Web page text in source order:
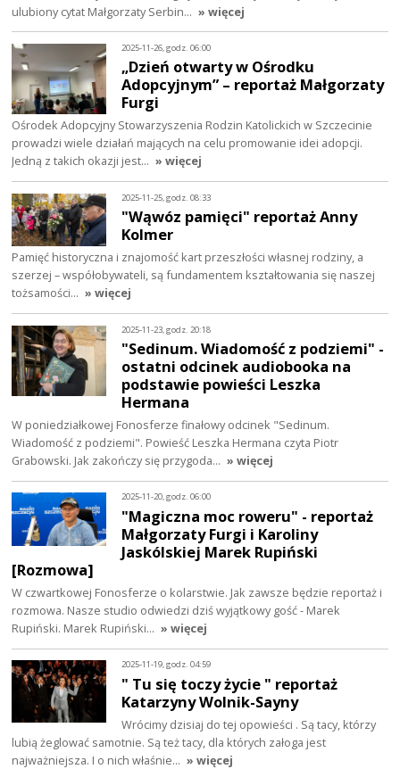
ulubiony cytat Małgorzaty Serbin… » więcej
2025-11-26, godz. 06:00
„Dzień otwarty w Ośrodku
Adopcyjnym” – reportaż Małgorzaty
Furgi
Ośrodek Adopcyjny Stowarzyszenia Rodzin Katolickich w Szczecinie
prowadzi wiele działań mających na celu promowanie idei adopcji.
Jedną z takich okazji jest… » więcej
2025-11-25, godz. 08:33
"Wąwóz pamięci" reportaż Anny
Kolmer
Pamięć historyczna i znajomość kart przeszłości własnej rodziny, a
szerzej – współobywateli, są fundamentem kształtowania się naszej
tożsamości… » więcej
2025-11-23, godz. 20:18
"Sedinum. Wiadomość z podziemi" -
ostatni odcinek audiobooka na
podstawie powieści Leszka
Hermana
W poniedziałkowej Fonosferze finałowy odcinek "Sedinum.
Wiadomość z podziemi". Powieść Leszka Hermana czyta Piotr
Grabowski. Jak zakończy się przygoda… » więcej
2025-11-20, godz. 06:00
"Magiczna moc roweru" - reportaż
Małgorzaty Furgi i Karoliny
Jaskólskiej Marek Rupiński
[Rozmowa]
W czwartkowej Fonosferze o kolarstwie. Jak zawsze będzie reportaż i
rozmowa. Nasze studio odwiedzi dziś wyjątkowy gość - Marek
Rupiński. Marek Rupiński… » więcej
2025-11-19, godz. 04:59
" Tu się toczy życie " reportaż
Katarzyny Wolnik-Sayny
Wrócimy dzisiaj do tej opowieści . Są tacy, którzy
lubią żeglować samotnie. Są też tacy, dla których załoga jest
najważniejsza. I o nich właśnie… » więcej